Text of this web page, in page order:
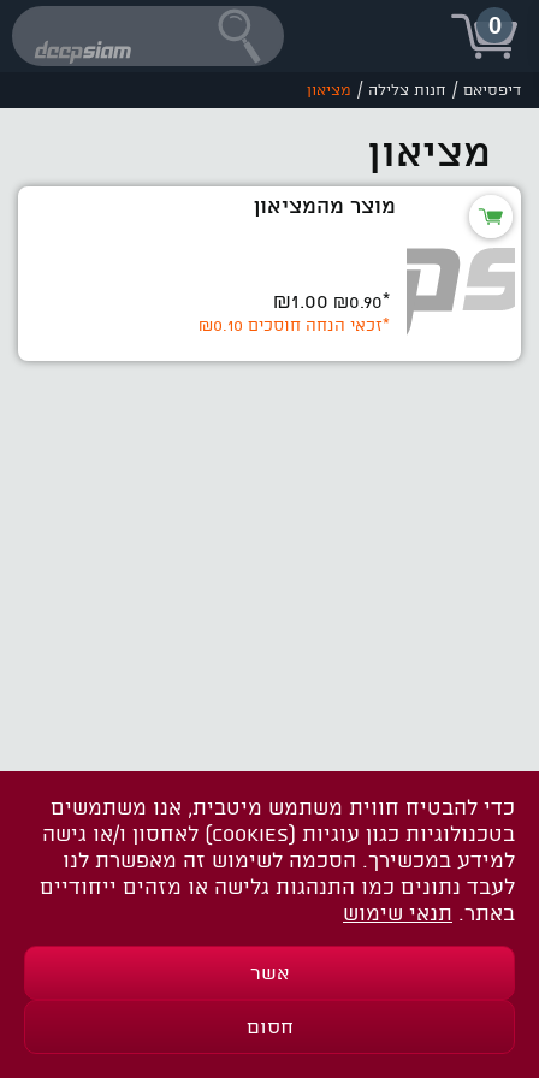
0
דיפסיאם / חנות צלילה / מציאון
מציאון
מוצר מהמציאון
*
₪0.90
₪1.00
*זכאי הנחה חוסכים ₪0.10
כדי להבטיח חווית משתמש מיטבית, אנו משתמשים
בטכנולוגיות כגון עוגיות (COOKIES) לאחסון ו/או גישה
למידע במכשירך. הסכמה לשימוש זה מאפשרת לנו
לעבד נתונים כמו התנהגות גלישה או מזהים ייחודיים
באתר. תנאי שימוש
אשר
חסום